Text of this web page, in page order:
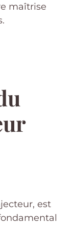
maîtrise
est